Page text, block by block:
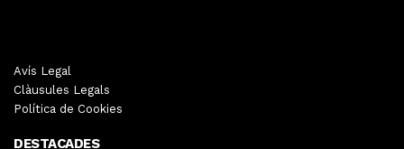
Avís Legal
Clàusules Legals
Política de Cookies
DESTACADES